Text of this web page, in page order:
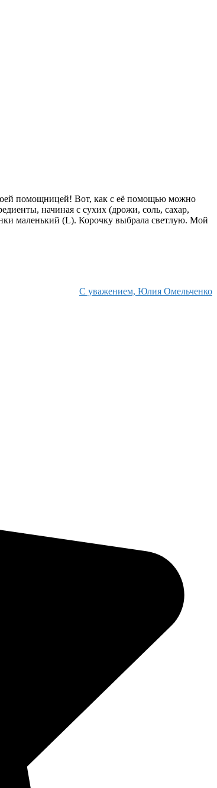
помощницей! Вот, как с её помощью можно
начиная с сухих (дрожи, соль, сахар,
маленький (L). Корочку выбрала светлую. Мой
С уважением, Юлия Омельченко